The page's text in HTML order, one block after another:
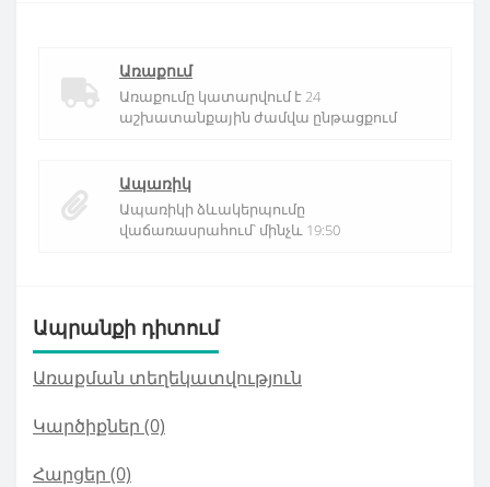
Առաքում
Առաքումը կատարվում է 24
աշխատանքային ժամվա ընթացքում
Ապառիկ
Ապառիկի ձևակերպումը
վաճառասրահում՝ մինչև 19:50
Ապրանքի դիտում
Առաքման տեղեկատվություն
Կարծիքներ (0)
Հարցեր (0)